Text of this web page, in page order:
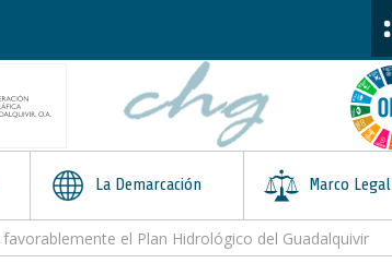
La Demarcación Marco Legal
el Plan Hidrológico del Guadalquivir